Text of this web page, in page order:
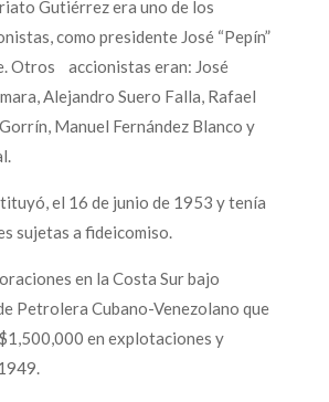
Gutiérrez era uno de los
como presidente José “Pepín”
Otros accionistas eran: José
Alejandro Suero Falla, Rafael
Manuel Fernández Blanco y
el 16 de junio de 1953 y tenía
sujetas a fideicomiso.
en la Costa Sur bajo
Petrolera Cubano-Venezolano que
en explotaciones y